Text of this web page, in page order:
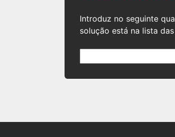
Introduz no seguinte
solução está na lista